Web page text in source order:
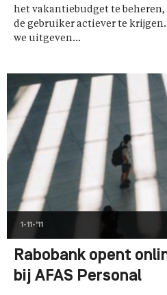
het vakantiebudget te beheren,
de gebruiker actiever te
we uitgeven...
1-11-'11
Rabobank opent
bij AFAS Personal